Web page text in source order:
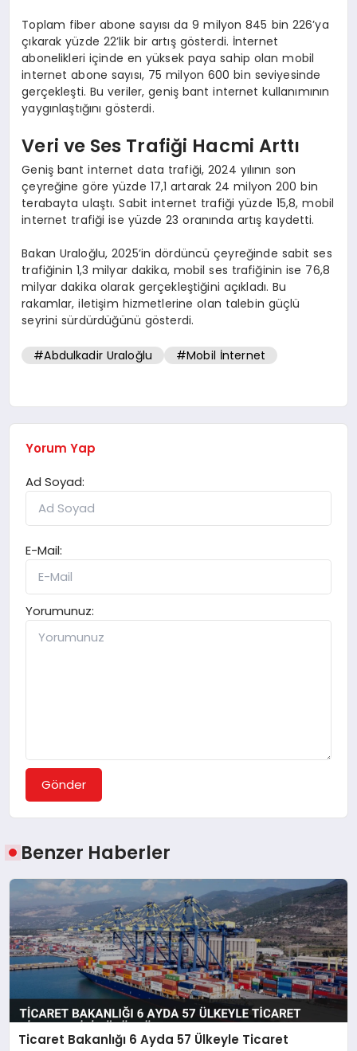
Toplam fiber abone sayısı da 9 milyon 845 bin 226’ya
çıkarak yüzde 22’lik bir artış gösterdi. İnternet
abonelikleri içinde en yüksek paya sahip olan mobil
internet abone sayısı, 75 milyon 600 bin seviyesinde
gerçekleşti. Bu veriler, geniş bant internet kullanımının
yaygınlaştığını gösterdi.
Veri ve Ses Trafiği Hacmi Arttı
Geniş bant internet data trafiği, 2024 yılının son
çeyreğine göre yüzde 17,1 artarak 24 milyon 200 bin
terabayta ulaştı. Sabit internet trafiği yüzde 15,8, mobil
internet trafiği ise yüzde 23 oranında artış kaydetti.
Bakan Uraloğlu, 2025’in dördüncü çeyreğinde sabit ses
trafiğinin 1,3 milyar dakika, mobil ses trafiğinin ise 76,8
milyar dakika olarak gerçekleştiğini açıkladı. Bu
rakamlar, iletişim hizmetlerine olan talebin güçlü
seyrini sürdürdüğünü gösterdi.
#Abdulkadir Uraloğlu #Mobil İnternet
Yorum Yap
Ad Soyad:
E-Mail:
Yorumunuz:
Gönder
Benzer Haberler
Ticaret Bakanlığı 6 Ayda 57 Ülkeyle Ticaret